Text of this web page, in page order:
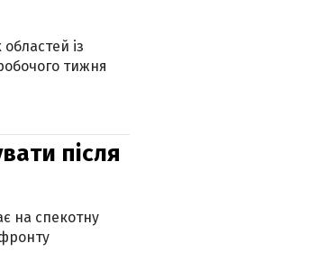
із
тижня
після
на спекотну